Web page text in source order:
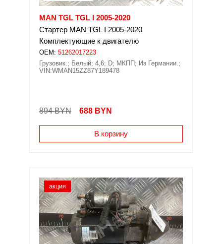
MAN TGL TGL I 2005-2020
Стартер MAN TGL I 2005-2020
Комплектующие к двигателю
OEM: 51262017223
Грузовик.; Белый; 4,6; D; МКПП; Из Германии.;
VIN:WMAN15ZZ87Y189478
894 BYN 688 BYN
В корзину
акция